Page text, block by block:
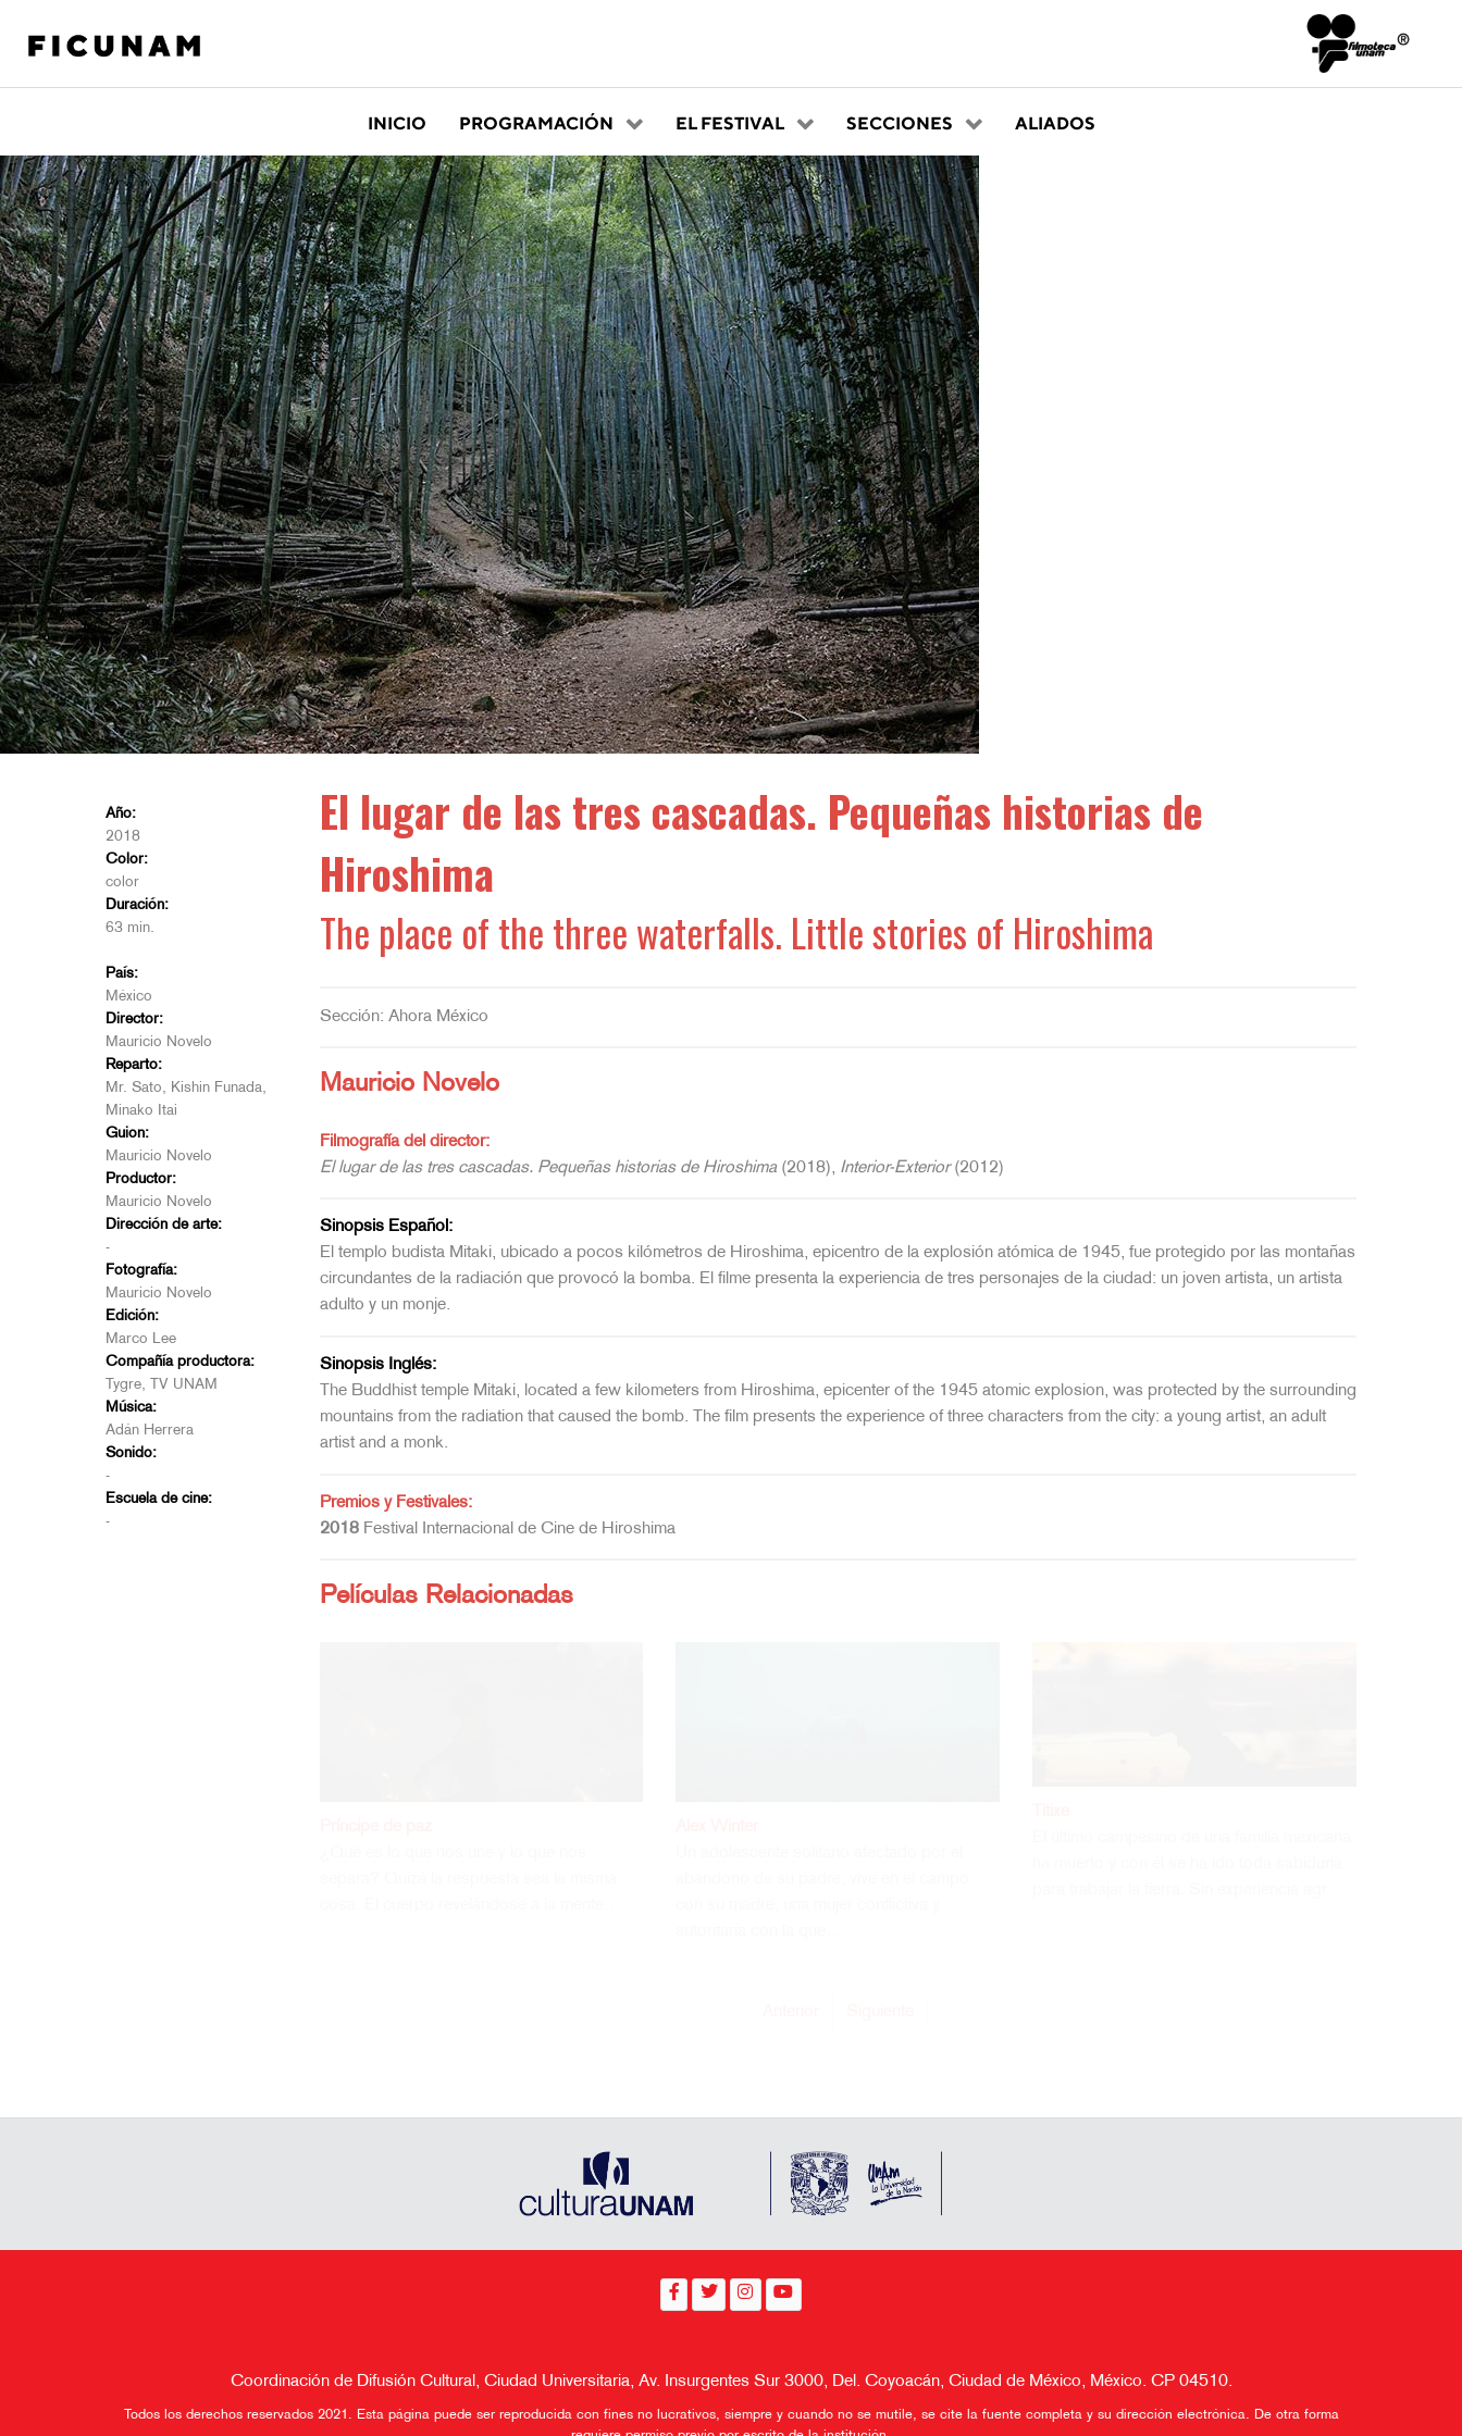
INICIO PROGRAMACIÓN EL FESTIVAL SECCIONES ALIADOS
Año:
2018
Color:
color
Duración:
63 min.
País:
México
Director:
Mauricio Novelo
Reparto:
Mr. Sato, Kishin Funada,
Minako Itai
Guion:
Mauricio Novelo
Productor:
Mauricio Novelo
Dirección de arte:
-
Fotografía:
Mauricio Novelo
Edición:
Marco Lee
Compañía productora:
Tygre, TV UNAM
Música:
Adán Herrera
Sonido:
-
Escuela de cine:
-
El lugar de las tres cascadas. Pequeñas historias de
Hiroshima
The place of the three waterfalls. Little stories of Hiroshima
Sección: Ahora México
Mauricio Novelo
Filmografía del director:
El lugar de las tres cascadas. Pequeñas historias de Hiroshima(2018), Interior-Exterior(2012)
Sinopsis Español:
El templo budista Mitaki, ubicado a pocos kilómetros de Hiroshima, epicentro de la explosión atómica de 1945, fue protegido por las montañas
circundantes de la radiación que provocó la bomba. El filme presenta la experiencia de tres personajes de la ciudad: un joven artista, un artista
adulto y un monje.
Sinopsis Inglés:
The Buddhist temple Mitaki, located a few kilometers from Hiroshima, epicenter of the 1945 atomic explosion, was protected by the surrounding
mountains from the radiation that caused the bomb. The film presents the experience of three characters from the city: a young artist, an adult
artist and a monk.
Premios y Festivales:
2018Festival Internacional de Cine de Hiroshima
Películas Relacionadas
Coordinación de Difusión Cultural, Ciudad Universitaria, Av. Insurgentes Sur 3000, Del. Coyoacán, Ciudad de México, México. CP 04510.
Todos los derechos reservados 2021. Esta página puede ser reproducida con fines no lucrativos, siempre y cuando no se mutile, se cite la fuente completa y su dirección electrónica. De otra forma